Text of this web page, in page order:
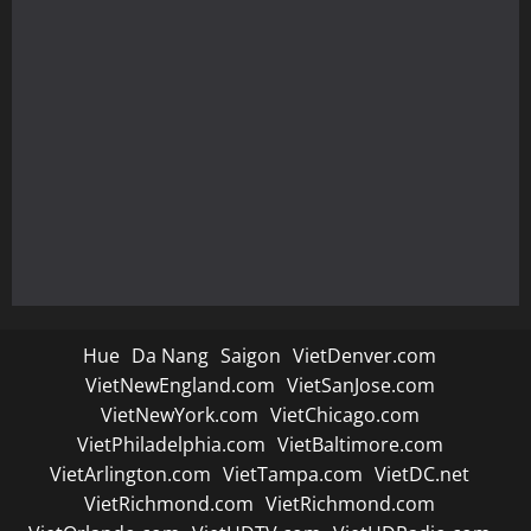
Hue Da Nang Saigon VietDenver.com
VietNewEngland.com VietSanJose.com
VietNewYork.com VietChicago.com
VietPhiladelphia.com VietBaltimore.com
VietArlington.com VietTampa.com VietDC.net
VietRichmond.com VietRichmond.com